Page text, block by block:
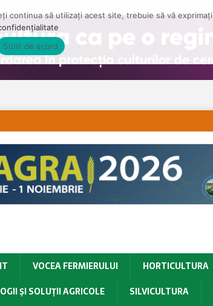
VOCEA FERMIERULUI HORTICULTURA
ŞI SOLUŢII AGRICOLE SILVICULTURA
continua să utilizați acest site, trebuie să vă
Sunt de acord